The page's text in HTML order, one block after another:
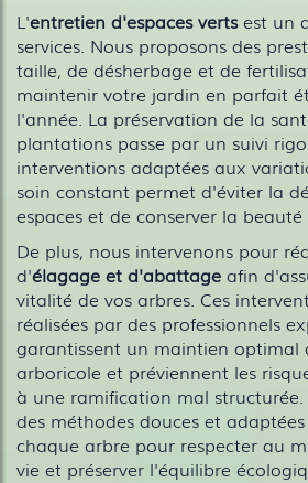
L'entretien d'espaces vertsest un
services. Nous proposons des
taille, de désherbage et de
maintenir votre jardin en parfait
l'année. La préservation de la
plantations passe par un suivi
interventions adaptées aux
soin constant permet d'éviter la
espaces et de conserver la
De plus, nous intervenons pour
d'élagage et d'abattage afin
vitalité de vos arbres. Ces
réalisées par des professionnels
garantissent un maintien optimal
arboricole et préviennent les
à une ramification mal
des méthodes douces et
chaque arbre pour respecter au
vie et préserver l'équilibre